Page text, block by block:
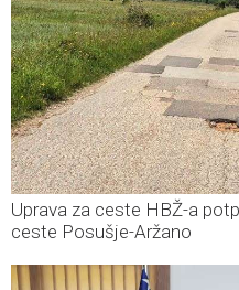
Uprava za ceste HBŽ-a
ceste Posušje-Aržano